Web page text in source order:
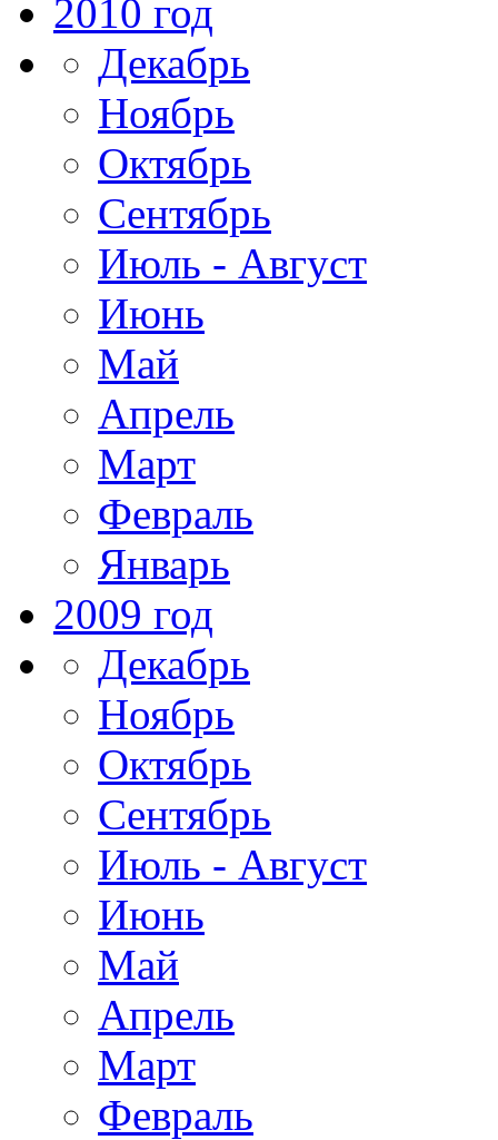
2010 год
Декабрь
Ноябрь
Октябрь
Сентябрь
Июль - Август
Июнь
Май
Апрель
Март
Февраль
Январь
2009 год
Декабрь
Ноябрь
Октябрь
Сентябрь
Июль - Август
Июнь
Май
Апрель
Март
Февраль